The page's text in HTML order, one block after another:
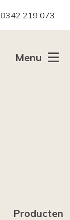
0342 219 073
Menu
Producten